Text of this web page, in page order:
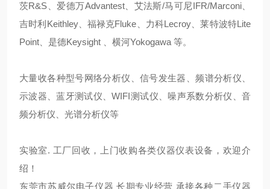
茨R&S、爱德万Advantest、艾法斯/马可尼IFR/Marconi、
吉时利Keithley、福禄克Fluke、力科Lecroy、莱特波特Lite
Point、是德Keysight 、横河Yokogawa 等。
大量收各种型号网络分析仪、信号发生器、频谱分析仪、
示波器、蓝牙测试仪、WIFI测试仪、噪声系数分析仪、音
频分析仪、光谱分析仪等
实验室. 工厂回收，上门收购各类仪器仪表设备，欢迎介
绍！
东莞市苏威尔电子仪器 长期专业经营 承接各种二手仪器